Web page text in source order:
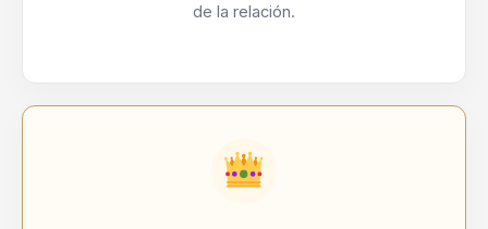
de la relación.